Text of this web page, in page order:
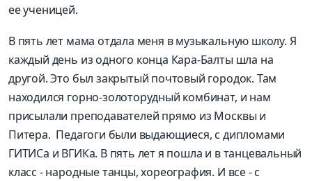
ее ученицей.
В пять лет мама отдала меня в музыкальную школу. Я
каждый день из одного конца Кара-Балты шла на
другой. Это был закрытый почтовый городок. Там
находился горно-золоторудный комбинат, и нам
присылали преподавателей прямо из Москвы и
Питера. Педагоги были выдающиеся, с дипломами
ГИТИСа и ВГИКа. В пять лет я пошла и в танцевальный
класс - народные танцы, хореография. И все - с